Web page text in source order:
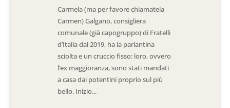
Carmela (ma per favore chiamatela
Carmen) Galgano, consigliera
comunale (già capogruppo) di Fratelli
d’Italia dal 2019, ha la parlantina
sciolta e un cruccio fisso: loro, ovvero
l’ex maggioranza, sono stati mandati
a casa dai potentini proprio sul più
bello. Inizio...